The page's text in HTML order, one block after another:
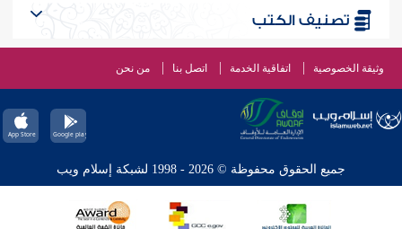
تصنيف الكتب
وثيقة الخصوصية اتفاقية الخدمة اتصل بنا من نحن
جميع الحقوق محفوظة © 2026 - 1998 لشبكة إسلام ويب